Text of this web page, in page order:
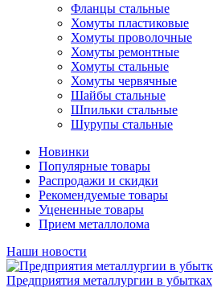
Фланцы стальные
Хомуты пластиковые
Хомуты проволочные
Хомуты ремонтные
Хомуты стальные
Хомуты червячные
Шайбы стальные
Шпильки стальные
Шурупы стальные
Новинки
Популярные товары
Распродажи и скидки
Рекомендуемые товары
Уцененные товары
Прием металлолома
Наши новости
Предприятия металлургии в убытках